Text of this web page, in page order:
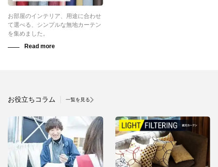
お部屋のインテリア、用途に合わせ
て選べる、シンプルな無地カーテン
を集めました。
お役立ちコラム 一覧を見る